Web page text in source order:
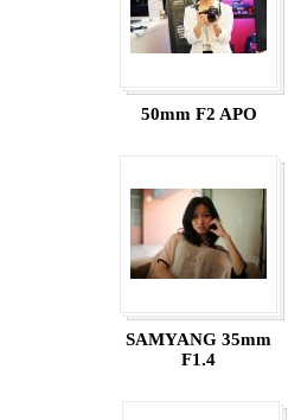
50mm F2 APO
SAMYANG 35mm
F1.4